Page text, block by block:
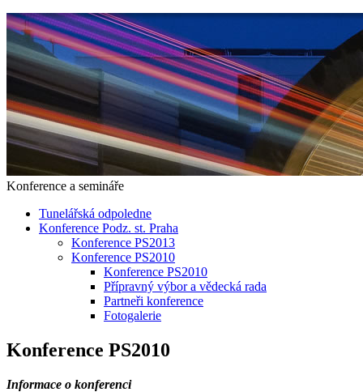
Konference a semináře
Tunelářská odpoledne
Konference Podz. st. Praha
Konference PS2013
Konference PS2010
Konference PS2010
Přípravný výbor a vědecká rada
Partneři konference
Fotogalerie
Konference PS2010
Informace o konferenci